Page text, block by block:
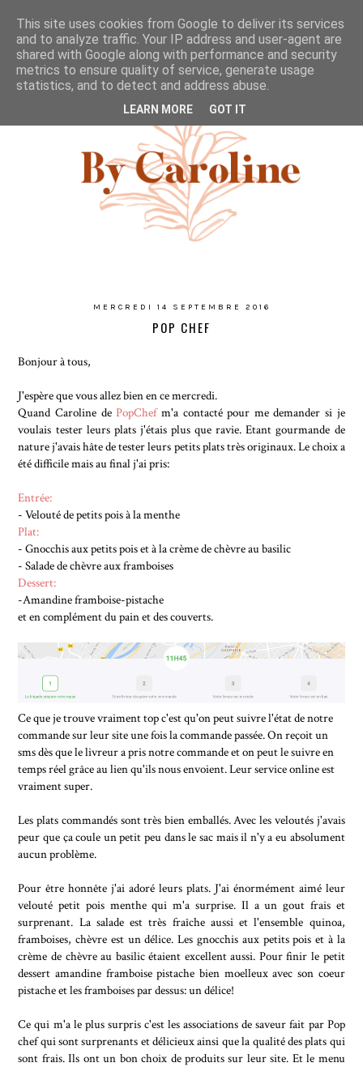
MERCREDI 14 SEPTEMBRE 2016
POP CHEF
Bonjour à tous,
J'espère que vous allez bien en ce mercredi.
Quand Caroline dePopChefm'a contacté pour me demander si je
voulais tester leurs plats j'étais plus que ravie. Etant gourmande de
nature j'avais hâte de tester leurs petits plats très originaux. Le choix a
été difficile mais au final j'ai pris:
Entrée:
- Velouté de petits pois à la menthe
Plat:
- Gnocchis aux petits pois et à la crème de chèvre au basilic
- Salade de chèvre aux framboises
Dessert:
-Amandine framboise-pistache
et en complément du pain et des couverts.
Ce que je trouve vraiment top c'est qu'on peut suivre l'état de notre
commande sur leur site une fois la commande passée.On reçoit un
sms dès que le livreur a pris notre commande et on peut le suivre en
temps réel grâce au lien qu'ils nous envoient. Leur service online est
vraiment super.
Les plats commandés sont très bien emballés. Avec les veloutés j'avais
peur que ça coule un petit peu dans le sac mais il n'y a eu absolument
aucun problème.
Pour être honnête j'ai adoré leurs plats. J'ai énormément aimé leur
velouté petit pois menthe qui m'a surprise. Il a un gout frais et
surprenant. La salade est très fraîche aussi et l'ensemble quinoa,
framboises, chèvre est un délice. Les gnocchis aux petits pois et à la
crème de chèvre au basilic étaient excellent aussi. Pour finir le petit
dessert amandine framboise pistache bien moelleux avec son coeur
pistache et les framboises par dessus: un délice!
Ce qui m'a le plus surpris c'est les associations de saveur fait par Pop
chef qui sont surprenants et délicieux ainsi que la qualité des plats qui
sont frais. Ils ont un bon choix de produits sur leur site. Et le menu
This site uses cookies from Google to deliver its services
and to analyze traffic. Your IP address and user-agent are
shared with Google along with performance and security
metrics to ensure quality of service, generate usage
statistics, and to detect and address abuse.
LEARN MORE GOT IT